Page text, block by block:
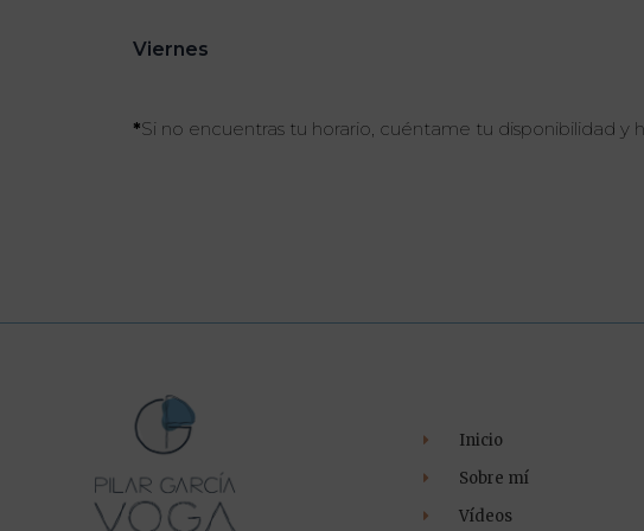
Viernes
*Si no encuentras tu horario, cuéntame tu disponibilidad y
Inicio
Sobre mí
Vídeos